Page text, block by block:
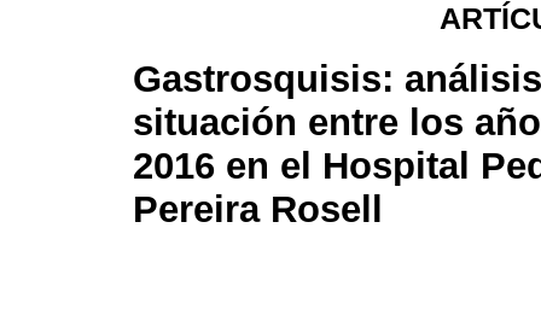
Gastrosquisis:
situación entre los
2016 en el Hospital
Pereira Rosell